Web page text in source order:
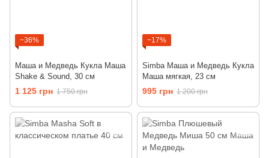
−36%
Маша и Медведь Кукла Маша
Shake & Sound, 30 см
1 125 грн 1 750 грн
−17%
Simba Маша и Медведь Кукла
Маша мягкая, 23 см
995 грн 1 200 грн